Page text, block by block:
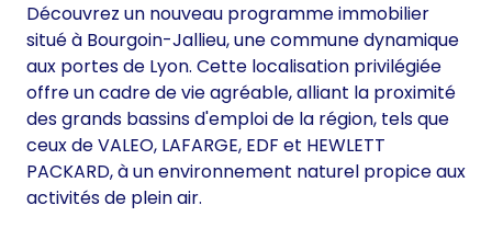
Découvrez un nouveau programme immobilier
situé à Bourgoin-Jallieu, une commune dynamique
aux portes de Lyon. Cette localisation privilégiée
offre un cadre de vie agréable, alliant la proximité
des grands bassins d'emploi de la région, tels que
ceux de VALEO, LAFARGE, EDF et HEWLETT
PACKARD, à un environnement naturel propice aux
activités de plein air.